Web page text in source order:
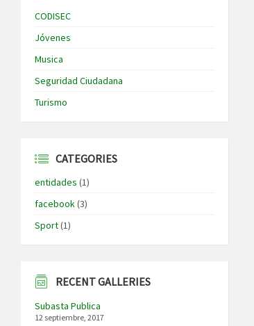
CODISEC
Jóvenes
Musica
Seguridad Ciudadana
Turismo
CATEGORIES
entidades (1)
facebook(3)
Sport(1)
RECENT GALLERIES
Subasta Publica
12 septiembre, 2017